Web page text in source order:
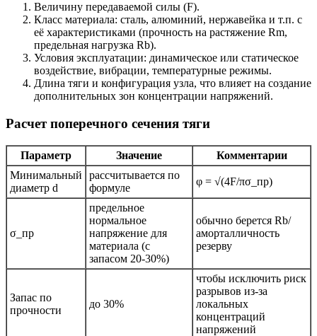
Величину передаваемой силы (F).
Класс материала: сталь, алюминий, нержавейка и т.п. с
её характеристиками (прочность на растяжение Rm,
предельная нагрузка Rb).
Условия эксплуатации: динамическое или статическое
воздействие, вибрации, температурные режимы.
Длина тяги и конфигурация узла, что влияет на создание
дополнительных зон концентрации напряжений.
Расчет поперечного сечения тяги
Параметр Значение
Комментарии
Минимальный
диаметр d
рассчитывается по
формуле
φ = √(4F/πσ_пр)
σ_пр
предельное
нормальное
напряжение для
материала (с
запасом 20-30%)
обычно берется Rb/
аморталличность
резерву
Запас по
прочности
до 30%
чтобы исключить риск
разрывов из-за
локальных
концентраций
напряжений